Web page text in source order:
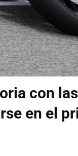
con
en el